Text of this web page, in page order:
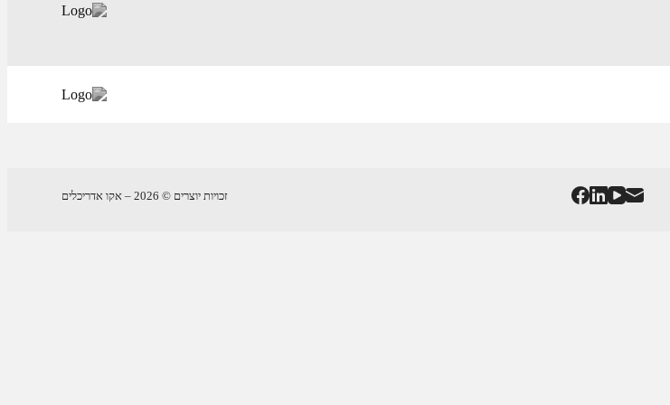
זכויות יוצרים © 2026 – אקו אדריכלים